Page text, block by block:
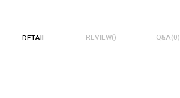
DETAIL REVIEW() Q&A(0)